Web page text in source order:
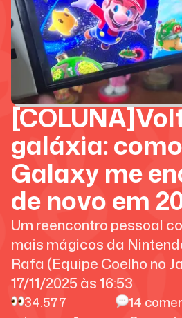
galáxia:
Galaxy me
de novo em
Um reencontro pessoal
mais mágicos da
Rafa (Equipe Coelho no
17/11/2025 às16:53
34.577
14